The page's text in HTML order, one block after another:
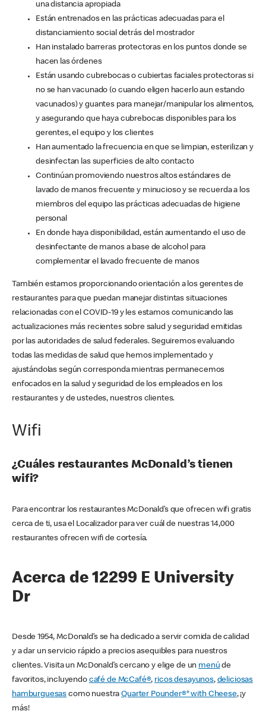
una distancia apropiada
Están entrenados en las prácticas adecuadas para el
distanciamiento social detrás del mostrador
Han instalado barreras protectoras en los puntos donde se
hacen las órdenes
Están usando cubrebocas o cubiertas faciales protectoras si
no se han vacunado (o cuando eligen hacerlo aun estando
vacunados) y guantes para manejar/manipular los alimentos,
y asegurando que haya cubrebocas disponibles para los
gerentes, el equipo y los clientes
Han aumentado la frecuencia en que se limpian, esterilizan y
desinfectan las superficies de alto contacto
Continúan promoviendo nuestros altos estándares de
lavado de manos frecuente y minucioso y se recuerda a los
miembros del equipo las prácticas adecuadas de higiene
personal
En donde haya disponibilidad, están aumentando el uso de
desinfectante de manos a base de alcohol para
complementar el lavado frecuente de manos
También estamos proporcionando orientación a los gerentes de
restaurantes para que puedan manejar distintas situaciones
relacionadas con el COVID-19 y les estamos comunicando las
actualizaciones más recientes sobre salud y seguridad emitidas
por las autoridades de salud federales. Seguiremos evaluando
todas las medidas de salud que hemos implementado y
ajustándolas según corresponda mientras permanecemos
enfocados en la salud y seguridad de los empleados en los
restaurantes y de ustedes, nuestros clientes.
Wifi
¿Cuáles restaurantes McDonald’s tienen
wifi?
Para encontrar los restaurantes McDonald’s que ofrecen wifi gratis
cerca de ti, usa el Localizador para ver cuál de nuestras 14,000
restaurantes ofrecen wifi de cortesía.
Acerca de 12299 E University
Dr
Desde 1954, McDonald’s se ha dedicado a servir comida de calidad
y a dar un servicio rápido a precios asequibles para nuestros
clientes. Visita un McDonald’s cercano y elige de un menú de
favoritos, incluyendo café de McCafé®, ricos desayunos, deliciosas
hamburguesas como nuestraQuarter Pounder®* with Cheese, ¡y
más!